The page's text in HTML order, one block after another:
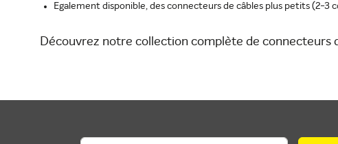
Egalement disponible, des connecteurs de câbles plus petits (2-3
Découvrez notre collection complète de connecteurs